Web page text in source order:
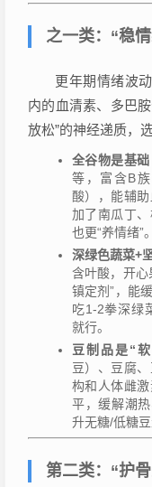
之一类：“稳
更年期情绪波
内的血清素、多巴
放松”的神经递质，
全谷物是基础
等，富含B
酸），能辅
加了南瓜丁
也更“养情绪”。
深绿色蔬菜+
含叶酸，开心
镇定剂”，能
吃1-2拳深绿
就行。
豆制品是“
豆）、豆腐
构和人体雌
平，缓解潮
升无糖/低糖
第二类：“护